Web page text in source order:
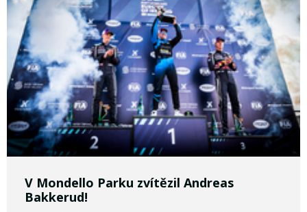
V Mondello Parku zvítězil Andreas
Bakkerud!